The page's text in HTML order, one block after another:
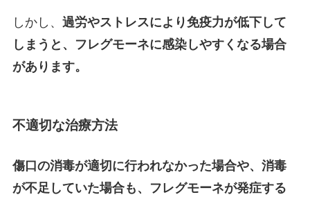
しかし、 過労やストレスにより免疫力が低下して
しまうと、フレグモーネに感染しやすくなる場合
があります。
不適切な治療方法
傷口の消毒が適切に行われなかった場合や、消毒
が不足していた場合も、フレグモーネが発症する